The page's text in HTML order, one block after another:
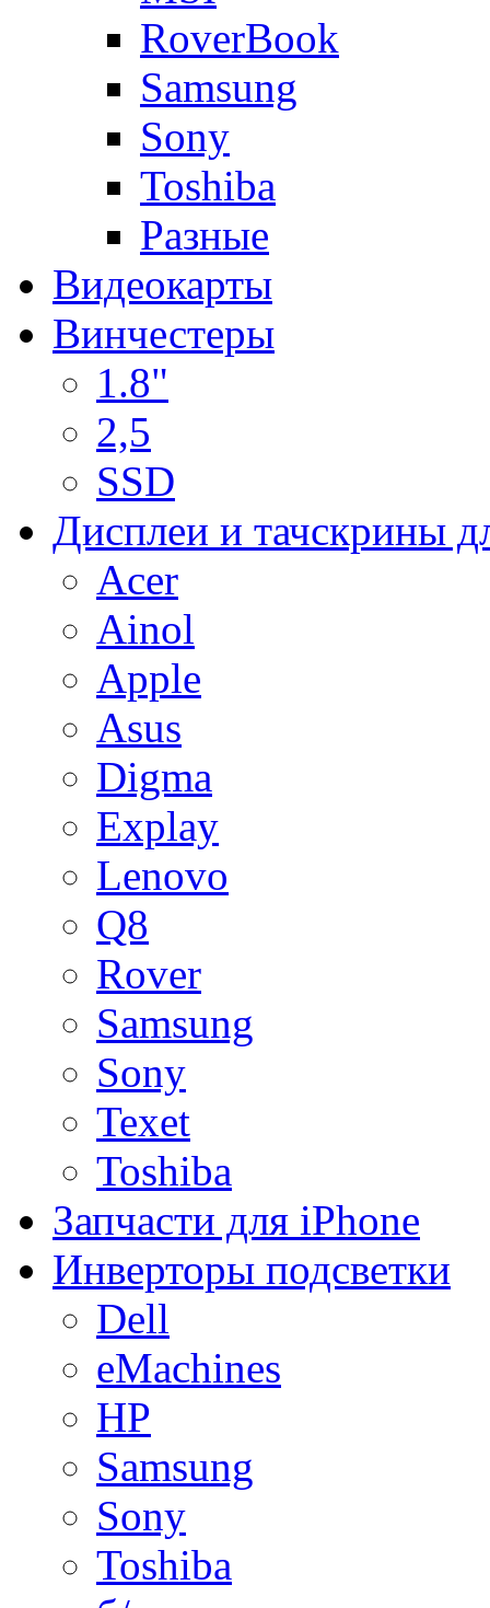
RoverBook
Samsung
Sony
Toshiba
Разные
Видеокарты
Винчестеры
1.8"
2,5
SSD
Дисплеи и тачскрины
Acer
Ainol
Apple
Asus
Digma
Explay
Lenovo
Q8
Rover
Samsung
Sony
Texet
Toshiba
Запчасти для iPhone
Инверторы подсветки
Dell
eMachines
HP
Samsung
Sony
Toshiba